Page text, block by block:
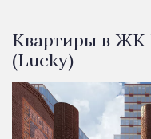
Квартиры в ЖК
(Lucky)